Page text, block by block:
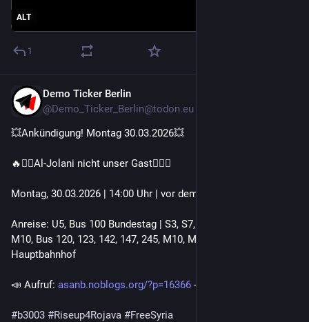
ALT
1
Demo Ticker Berlin
@Demo_Ticker_Berlin@todon.eu
💥Ankündigung! Montag 30.03.2026💥
🔥✊🏾Al-Jolani nicht unser Gast✊🏾🔥
Montag, 30.03.2026 | 14:00 Uhr | vor dem Bundeskanzleramt
Anreise: U5, Bus 100 Bundestag | S3, S7, S9, Tram M5, M8,
M10, Bus 120, 123, 142, 147, 245, M10, M41, M85 Berlin
Hauptbahnhof
📣 Aufruf: asanb.noblogs.org/?p=16366 - @ceni_e.v
#b3003 #Riseup4Rojava #FreeSyria